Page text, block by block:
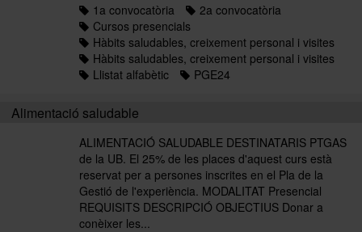
Directori UB
1a convocatòria
2a convocatòria
Cursos presencials
Hàbits saludables, creixement personal i visites
Hàbits saludables, creixement personal i visites
Llistat alfabètic
PGE24
Alimentació saludable
ALIMENTACIÓ SALUDABLE DESTINATARIS PTGAS
de la UB. El 25% de les places d'aquest curs està
reservat per a persones inscrites en el Pla de la
Gestió de l'experiència. MODALITAT Presencial
REQUISITS DESCRIPCIÓ OBJECTIUS Donar a
conèixer les...